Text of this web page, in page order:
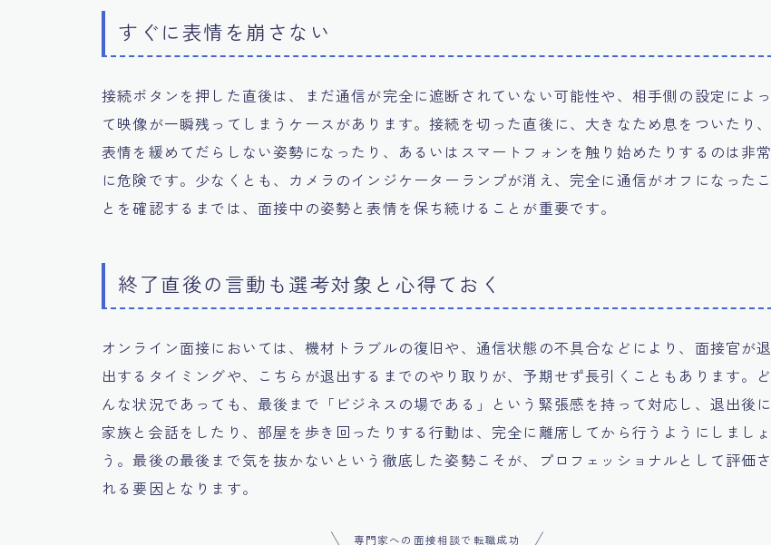
すぐに表情を崩さない
接続ボタンを押した直後は、まだ通信が完全に遮断されていない可能性や、相手側の設定によっ
て映像が一瞬残ってしまうケースがあります。接続を切った直後に、大きなため息をついたり、
表情を緩めてだらしない姿勢になったり、あるいはスマートフォンを触り始めたりするのは非常
に危険です。少なくとも、カメラのインジケーターランプが消え、完全に通信がオフになったこ
とを確認するまでは、面接中の姿勢と表情を保ち続けることが重要です。
終了直後の言動も選考対象と心得ておく
オンライン面接においては、機材トラブルの復旧や、通信状態の不具合などにより、面接官が退
出するタイミングや、こちらが退出するまでのやり取りが、予期せず長引くこともあります。ど
んな状況であっても、最後まで「ビジネスの場である」という緊張感を持って対応し、退出後に
家族と会話をしたり、部屋を歩き回ったりする行動は、完全に離席してから行うようにしましょ
う。最後の最後まで気を抜かないという徹底した姿勢こそが、プロフェッショナルとして評価さ
れる要因となります。
専門家への面接相談で転職成功